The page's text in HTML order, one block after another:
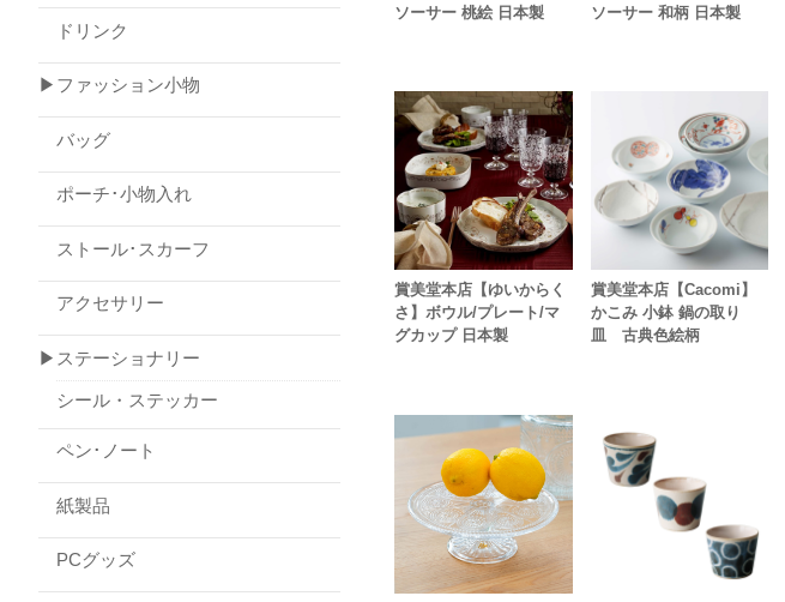
ソーサー 桃絵 日本製
ソーサー 和柄 日本製
賞美堂本店【ゆいからく
さ】ボウル/プレート/マ
グカップ 日本製
賞美堂本店【Cacomi】
かこみ 小鉢 鍋の取り
皿 古典色絵柄
ドリンク
▶ファッション小物
バッグ
ポーチ･小物入れ
ストール･スカーフ
アクセサリー
▶ステーショナリー
シール・ステッカー
ペン･ノート
紙製品
PCグッズ